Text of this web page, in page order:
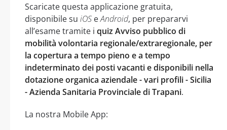
Scaricate questa applicazione gratuita,
disponibile su iOS eAndroid, per prepararvi
all’esame tramite i quiz Avviso pubblico di
mobilità volontaria regionale/extraregionale, per
la copertura a tempo pieno e a tempo
indeterminato dei posti vacanti e disponibili nella
dotazione organica aziendale - vari profili - Sicilia
- Azienda Sanitaria Provinciale di Trapani.
La nostra Mobile App: